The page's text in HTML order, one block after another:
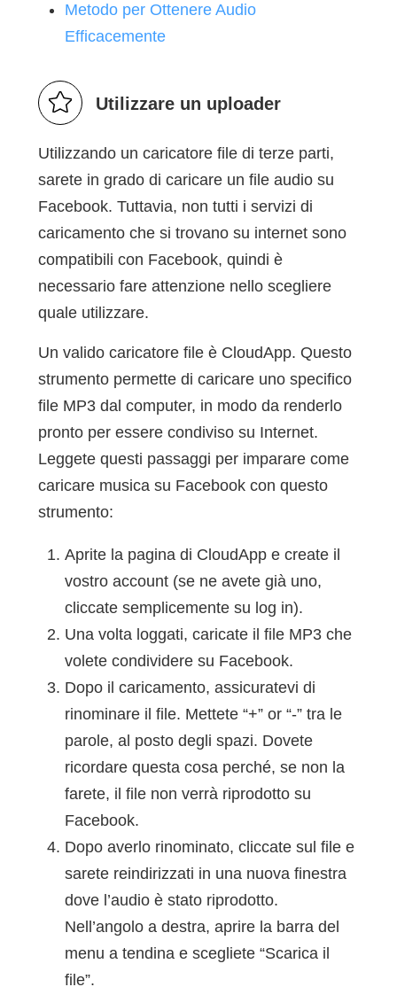
Metodo per Ottenere Audio
Efficacemente
Utilizzare un uploader
Utilizzando un caricatore file di terze parti,
sarete in grado di caricare un file audio su
Facebook. Tuttavia, non tutti i servizi di
caricamento che si trovano su internet sono
compatibili con Facebook, quindi è
necessario fare attenzione nello scegliere
quale utilizzare.
Un valido caricatore file è CloudApp. Questo
strumento permette di caricare uno specifico
file MP3 dal computer, in modo da renderlo
pronto per essere condiviso su Internet.
Leggete questi passaggi per imparare come
caricare musica su Facebook con questo
strumento:
Aprite la pagina di CloudApp e create il
vostro account (se ne avete già uno,
cliccate semplicemente su log in).
Una volta loggati, caricate il file MP3 che
volete condividere su Facebook.
Dopo il caricamento, assicuratevi di
rinominare il file. Mettete “+” or “-” tra le
parole, al posto degli spazi. Dovete
ricordare questa cosa perché, se non la
farete, il file non verrà riprodotto su
Facebook.
Dopo averlo rinominato, cliccate sul file e
sarete reindirizzati in una nuova finestra
dove l’audio è stato riprodotto.
Nell’angolo a destra, aprire la barra del
menu a tendina e scegliete “Scarica il
file”.